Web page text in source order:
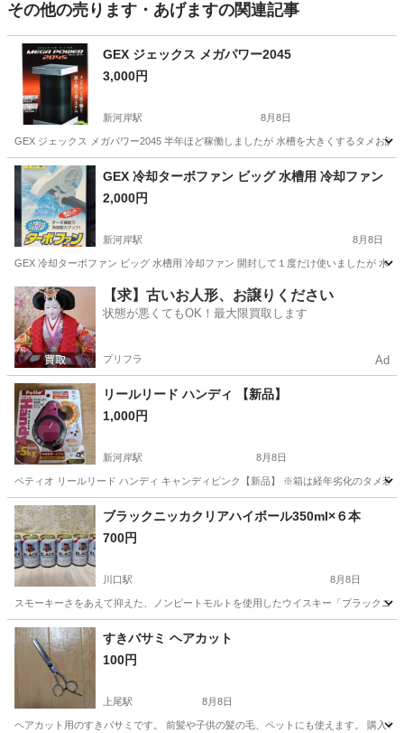
その他の売ります・あげますの関連記事
GEX ジェックス メガパワー2045
3,000円
新河岸駅 8月8日
GEX ジェックス メガパワー2045 半年ほど稼働しましたが 水槽を大きくするタメお
埼玉 川越市 新河岸駅 その他
GEX 冷却ターボファン ビッグ 水槽用 冷却ファン
2,000円
新河岸駅 8月8日
GEX 冷却ターボファン ビッグ 水槽用 冷却ファン 開封して１度だけ使いましたが 水
埼玉 川越市 新河岸駅 その他 GEX
【求】古いお人形、お譲りください
状態が悪くてもOK！最大限買取します
プリフラ Ad
リールリード ハンディ 【新品】
1,000円
新河岸駅 8月8日
ペティオ リールリード ハンディ キャンディピンク【新品】 ※箱は経年劣化のタメ
埼玉 川越市 新河岸駅 その他
ブラックニッカクリアハイボール350ml×６本
700円
川口駅 8月8日
スモーキーさをあえて抑えた、ノンピートモルトを使用したウイスキー「ブラック
埼玉 さいたま市 川口駅 その他
すきバサミ ヘアカット
100円
上尾駅 8月8日
ヘアカット用のすきバサミです。 前髪や子供の髪の毛、ペットにも使えます。 購入